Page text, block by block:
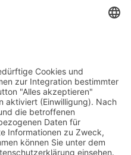
Selektionsrichtlinien
Kontakt
Impressum
Datenschutz